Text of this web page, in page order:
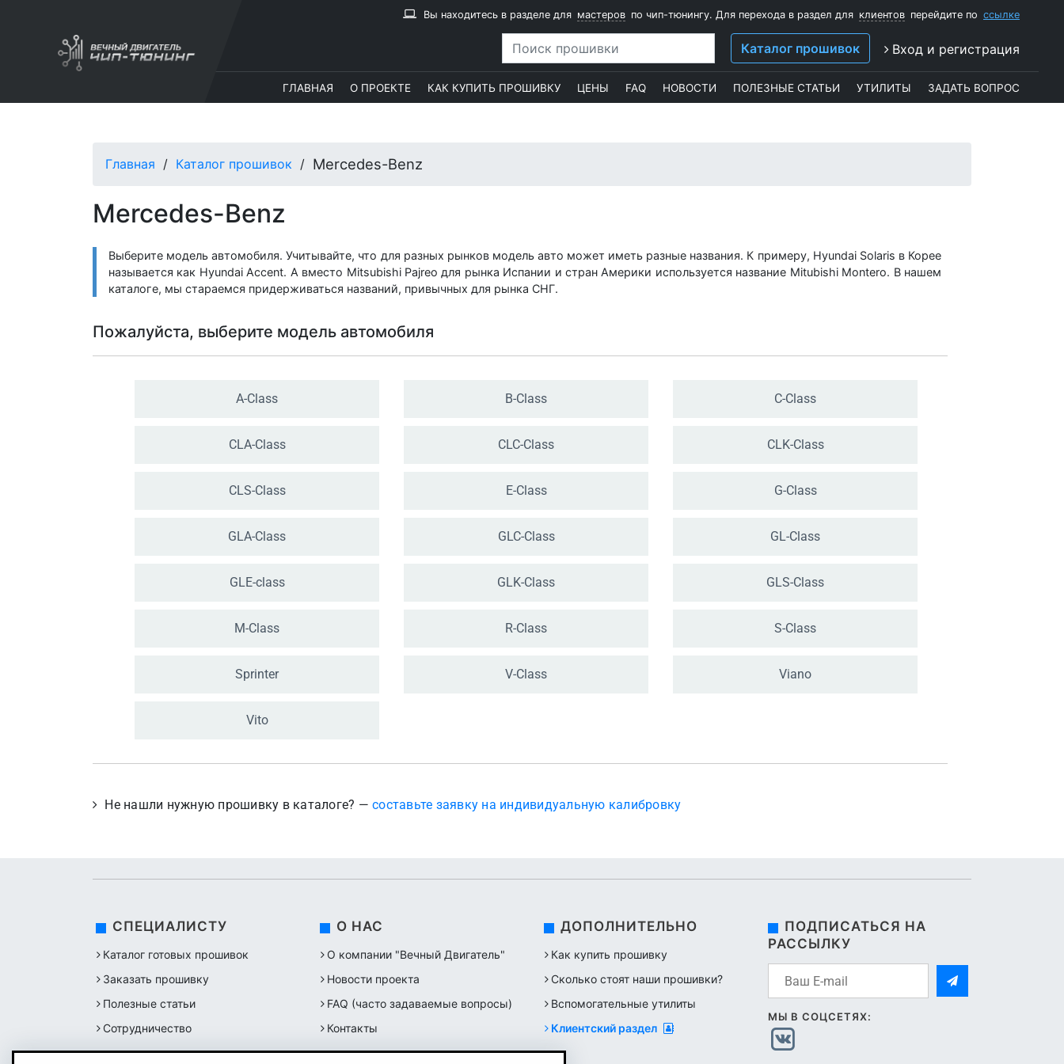
Вы находитесь в разделе для мастеров по чип-тюнингу. Для перехода в раздел для клиентов перейдите по ссылке
Каталог прошивок Вход и регистрация
ГЛАВНАЯ О ПРОЕКТЕ КАК КУПИТЬ ПРОШИВКУ ЦЕНЫ FAQ НОВОСТИ ПОЛЕЗНЫЕ СТАТЬИ УТИЛИТЫ ЗАДАТЬ ВОПРОС
Главная Каталог прошивок Mercedes-Benz
Mercedes-Benz
Выберите модель автомобиля. Учитывайте, что для разных рынков модель авто может иметь разные названия. К примеру, Hyundai Solaris в Корее
называется как Hyundai Accent. А вместо Mitsubishi Pajreo для рынка Испании и стран Америки используется название Mitubishi Montero. В нашем
каталоге, мы стараемся придерживаться названий, привычных для рынка СНГ.
Пожалуйста, выберите модель автомобиля
A-Class B-Class C-Class
CLA-Class CLC-Class CLK-Class
CLS-Class E-Class G-Class
GLA-Class GLC-Class GL-Class
GLE-class GLK-Class GLS-Class
M-Class R-Class S-Class
Sprinter V-Class Viano
Vito
Не нашли нужную прошивку в каталоге? — составьте заявку на индивидуальную калибровку
СПЕЦИАЛИСТУ
Каталог готовых прошивок
Заказать прошивку
Полезные статьи
Сотрудничество
О НАС
О компании "Вечный Двигатель"
Новости проекта
FAQ (часто задаваемые вопросы)
Контакты
ДОПОЛНИТЕЛЬНО
Как купить прошивку
Сколько стоят наши прошивки?
Вспомогательные утилиты
Клиентский раздел
ПОДПИСАТЬСЯ НА
РАССЫЛКУ
МЫ В СОЦСЕТЯХ: